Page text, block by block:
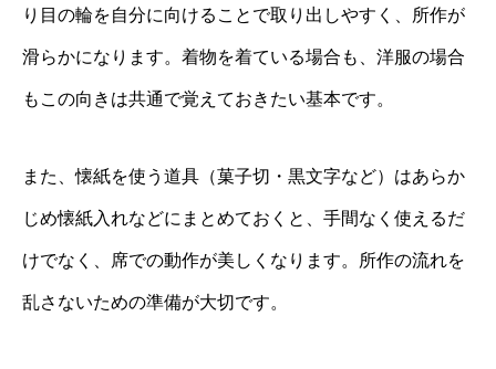
り目の輪を自分に向けることで取り出しやすく、所作が
滑らかになります。着物を着ている場合も、洋服の場合
もこの向きは共通で覚えておきたい基本です。
また、懐紙を使う道具（菓子切・黒文字など）はあらか
じめ懐紙入れなどにまとめておくと、手間なく使えるだ
けでなく、席での動作が美しくなります。所作の流れを
乱さないための準備が大切です。